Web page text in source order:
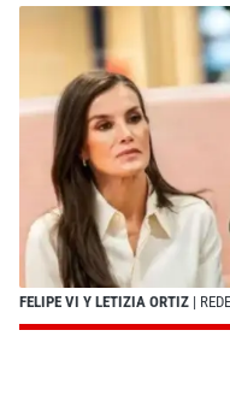
FELIPE VI Y LETIZIA ORTIZ |